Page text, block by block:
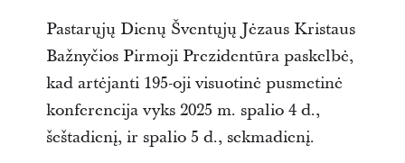
Pastarųjų Dienų Šventųjų Jėzaus Kristaus
Bažnyčios Pirmoji Prezidentūra paskelbė,
kad artėjanti 195-oji visuotinė pusmetinė
konferencija vyks 2025 m. spalio 4 d.,
šeštadienį, ir spalio 5 d., sekmadienį.